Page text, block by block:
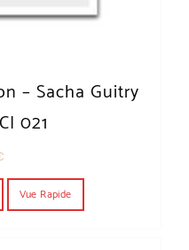
– Sacha Guitry
021
Vue Rapide